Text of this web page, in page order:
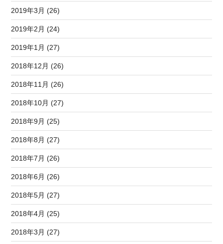
2019年3月 (26)
2019年2月 (24)
2019年1月 (27)
2018年12月 (26)
2018年11月 (26)
2018年10月 (27)
2018年9月 (25)
2018年8月 (27)
2018年7月 (26)
2018年6月 (26)
2018年5月 (27)
2018年4月 (25)
2018年3月 (27)